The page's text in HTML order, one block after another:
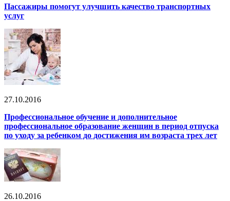
Пассажиры помогут улучшить качество транспортных
услуг
27.10.2016
Профессиональное обучение и дополнительное
профессиональное образование женщин в период отпуска
по уходу за ребенком до достижения им возраста трех лет
26.10.2016